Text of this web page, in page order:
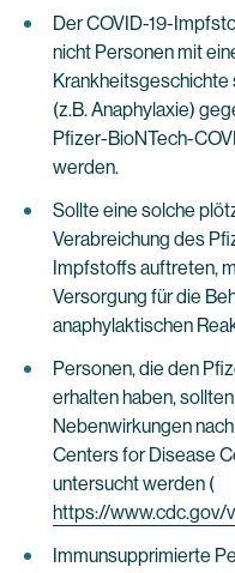
Der COVID-19-
nicht Personen mit
(z.B. Anaphylaxie)
Pfizer-BioNTech-
werden.
Sollte eine solche
Verabreichung des
Impfstoffs auftreten,
Versorgung für die
anaphylaktischen
Personen, die den
erhalten haben,
Nebenwirkungen
Centers for Disease
untersucht werden (
https://www.cdc.gov/
Immunsupprimierte